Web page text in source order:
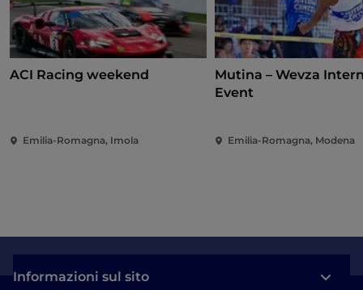
ACI Racing weekend
Emilia-Romagna, Imola
Mutina – Wevza
Event
Emilia-Romagna, Modena
Informazioni sul sito